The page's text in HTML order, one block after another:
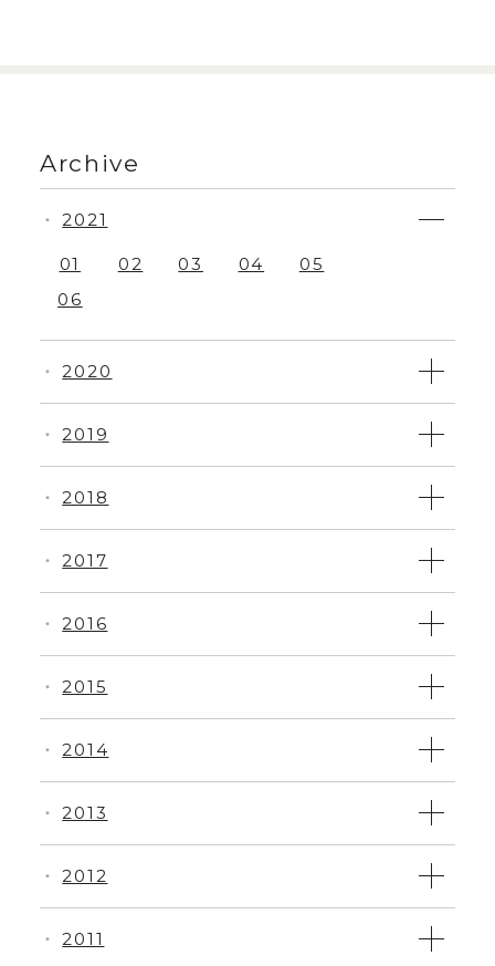
Archive
・ 2011
・ 2012
・ 2013
・ 2014
・ 2015
・ 2016
・ 2017
・ 2018
・ 2019
・ 2020
・ 2021
01 02 03 04
05
06